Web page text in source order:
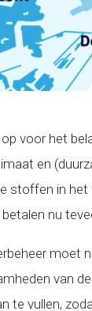
voor het
en
stoffen in het
nu
moet
van
te vullen,